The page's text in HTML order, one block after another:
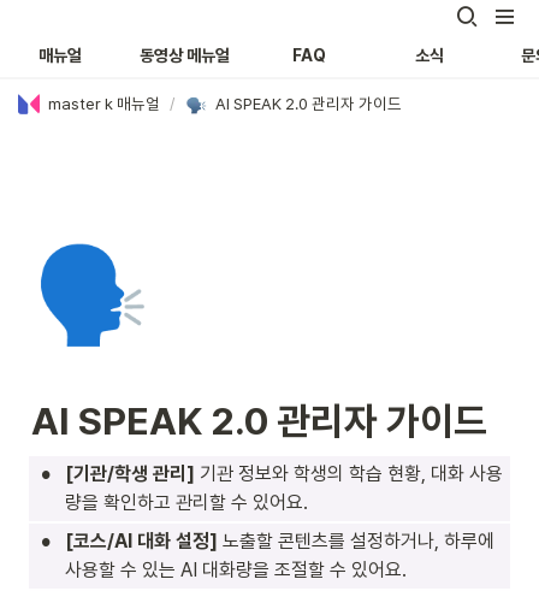
매뉴얼 동영상 메뉴얼 FAQ 소식 문
master k 매뉴얼 / AI SPEAK 2.0 관리자 가이드
🗣️
AI SPEAK 2.0 관리자 가이드
• [기관/학생 관리] 기관 정보와 학생의 학습 현황, 대화 사용
량을 확인하고 관리할 수 있어요.
• [코스/AI 대화 설정] 노출할 콘텐츠를 설정하거나, 하루에
사용할 수 있는 AI 대화량을 조절할 수 있어요.